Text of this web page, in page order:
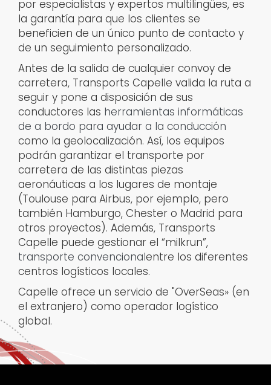
por especialistas y expertos multilingües, es
la garantía para que los clientes se
beneficien de un único punto de contacto y
de un seguimiento personalizado.
Antes de la salida de cualquier convoy de
carretera, Transports Capelle valida la ruta a
seguir y pone a disposición de sus
conductores las herramientas informáticas
de a bordo para ayudar a la conducción
como la geolocalización. Así, los equipos
podrán garantizar el transporte por
carretera de las distintas piezas
aeronáuticas a los lugares de montaje
(Toulouse para Airbus, por ejemplo, pero
también Hamburgo, Chester o Madrid para
otros proyectos). Además, Transports
Capelle puede gestionar el “milkrun”,
transporte convencionalentre los diferentes
centros logísticos locales.
Capelle ofrece un servicio de "OverSeas» (en
el extranjero) como operador logístico
global.